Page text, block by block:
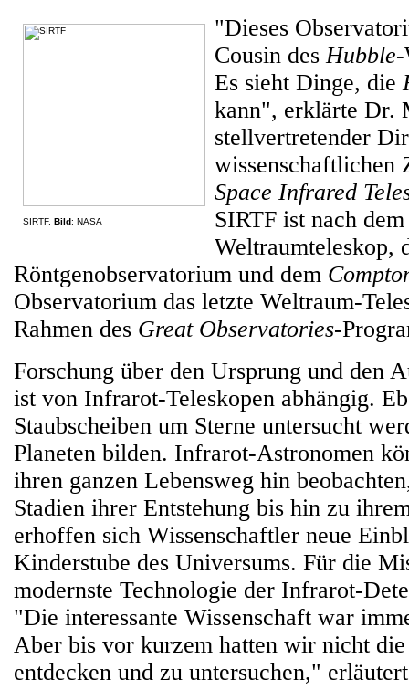
SIRTF. Bild: NASA
"Dieses
Cousin desHubble-
Es sieht Dinge, die
kann", erklärte Dr.
stellvertretender
wissenschaftlichen
Space Infrared
SIRTF ist nach
Weltraumteleskop,
Röntgenobservatorium und dem
Observatorium das letzte Weltraum-
Rahmen des Great Observatories-
Forschung über den Ursprung und den
ist von Infrarot-Teleskopen abhängig.
Staubscheiben um Sterne untersucht
Planeten bilden. Infrarot-Astronomen
ihren ganzen Lebensweg hin
Stadien ihrer Entstehung bis hin zu
erhoffen sich Wissenschaftler neue
Kinderstube des Universums. Für die
modernste Technologie der Infrarot-
"Die interessante Wissenschaft war
Aber bis vor kurzem hatten wir nicht
entdecken und zu untersuchen,"